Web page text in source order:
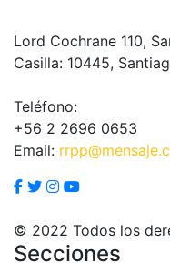
Lord Cochrane 110,
Casilla: 10445,
Teléfono:
+56 2 2696 0653
Email:
© 2022 Todos los
Secciones